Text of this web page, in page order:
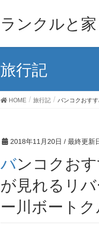
ランクルと
旅行記
HOME 旅行記 バンコクおす
2018年11月20日 / 最終更新
バンコクおすすめツアー、ワット・アルンの夜景
が見れるリ
ー川ボート